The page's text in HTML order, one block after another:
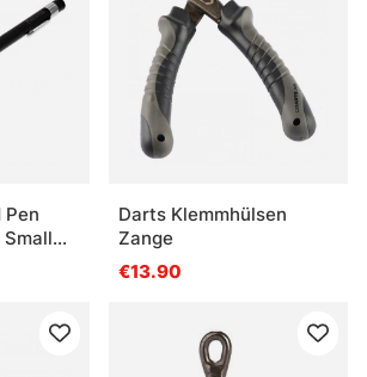
Pen
Darts Klemmhülsen
Zange
€13.90